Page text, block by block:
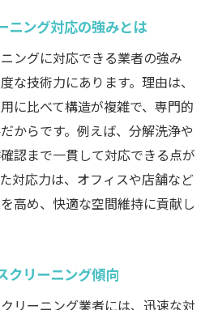
ン対応業者の見極めポイント
ンで得られる快適空間の秘訣
ング技術者の選び方ガイド
から見る人気サービスの実力
ンスを上げる依頼ポイントと
ビス内容の見極め方を伝授
や他社との比較で選ぶ賢い依
ニング対応の強みとは
ングに対応できる業者の強み
な技術力にあります。理由は、
に比べて構造が複雑で、専門的
からです。例えば、分解洗浄や
認まで一貫して対応できる点が
対応力は、オフィスや店舗など
高め、快適な空間維持に貢献し
クリーニング傾向
リーニング業者には、迅速な対